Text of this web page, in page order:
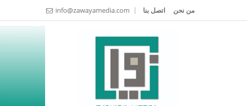
info@zawayamedia.com من نحن اتصل بنا